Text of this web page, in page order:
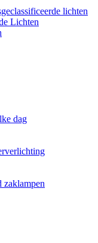
lichten
Lichten
dag
zaklampen